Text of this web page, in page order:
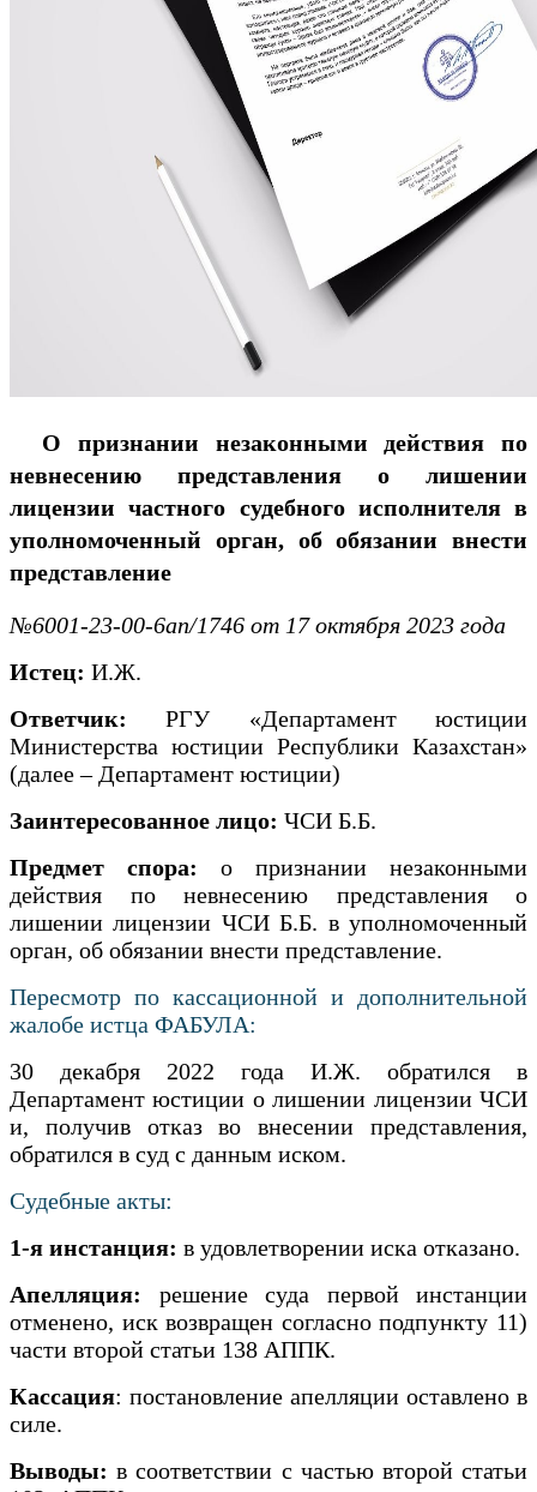
О признании незаконными действия по
невнесению представления о лишении
лицензии частного судебного исполнителя в
уполномоченный орган, об обязании внести
представление
№6001-23-00-6ап/1746 от 17 октября 2023 года
Истец: И.Ж.
Ответчик:РГУ «Департамент юстиции
Министерства юстиции Республики Казахстан»
(далее – Департамент юстиции)
Заинтересованное лицо: ЧСИ Б.Б.
Предмет спора: о признании незаконными
действия по невнесению представления о
лишении лицензии ЧСИ Б.Б. в уполномоченный
орган, об обязании внести представление.
Пересмотр по кассационной и дополнительной
жалобе истца ФАБУЛА:
30 декабря 2022 года И.Ж. обратился в
Департамент юстиции о лишении лицензии ЧСИ
и, получив отказ во внесении представления,
обратился в суд с данным иском.
Судебные акты:
1-я инстанция: в удовлетворении иска отказано.
Апелляция: решение суда первой инстанции
отменено, иск возвращен согласно подпункту 11)
части второй статьи 138 АППК.
Кассация: постановление апелляции оставлено в
силе.
Выводы:в соответствии с частью второй статьи